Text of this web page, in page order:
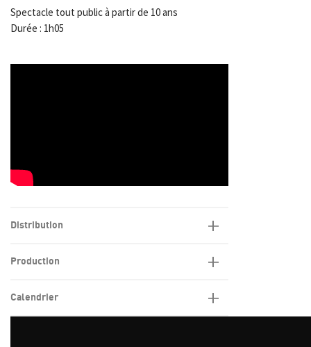
Spectacle tout public à partir de 10 ans
Durée : 1h05
Distribution
Production
Calendrier